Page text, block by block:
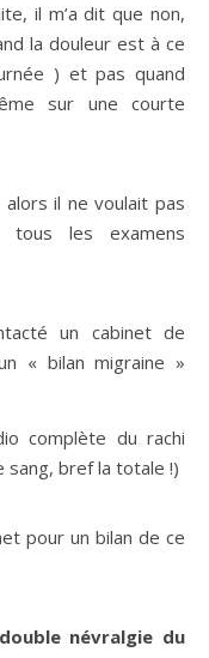
il m’a dit que non,
la douleur est à ce
) et pas quand
sur une courte
il ne voulait pas
les examens
un cabinet de
« bilan migraine »
complète du rachi
sang, bref la totale !)
pour un bilan de ce
double névralgie du